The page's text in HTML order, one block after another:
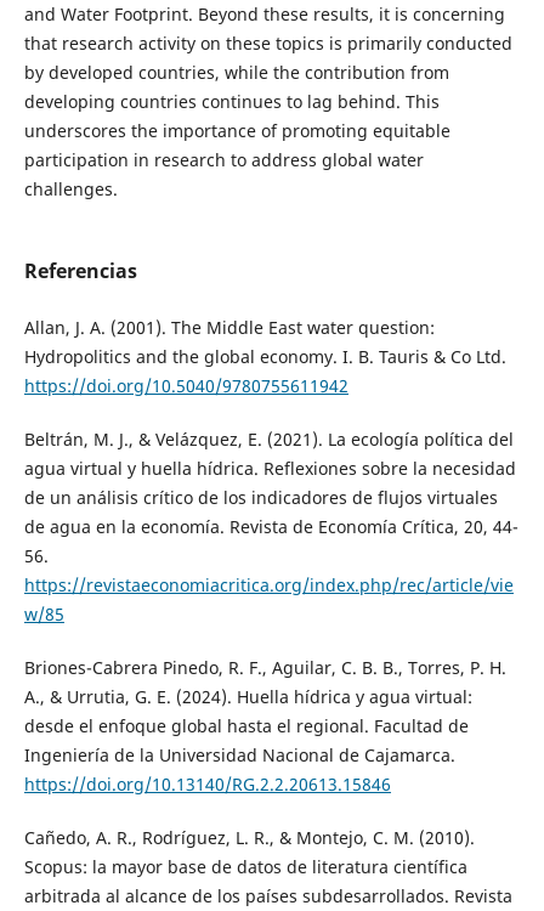
and Water Footprint. Beyond these results, it is concerning
that research activity on these topics is primarily conducted
by developed countries, while the contribution from
developing countries continues to lag behind. This
underscores the importance of promoting equitable
participation in research to address global water
challenges.
Referencias
Allan, J. A. (2001). The Middle East water question:
Hydropolitics and the global economy. I. B. Tauris & Co Ltd.
https://doi.org/10.5040/9780755611942
Beltrán, M. J., & Velázquez, E. (2021). La ecología política del
agua virtual y huella hídrica. Reflexiones sobre la necesidad
de un análisis crítico de los indicadores de flujos virtuales
de agua en la economía. Revista de Economía Crítica, 20, 44-
56.
https://revistaeconomiacritica.org/index.php/rec/article/vie
w/85
Briones-Cabrera Pinedo, R. F., Aguilar, C. B. B., Torres, P. H.
A., & Urrutia, G. E. (2024). Huella hídrica y agua virtual:
desde el enfoque global hasta el regional. Facultad de
Ingeniería de la Universidad Nacional de Cajamarca.
https://doi.org/10.13140/RG.2.2.20613.15846
Cañedo, A. R., Rodríguez, L. R., & Montejo, C. M. (2010).
Scopus: la mayor base de datos de literatura científica
arbitrada al alcance de los países subdesarrollados. Revista